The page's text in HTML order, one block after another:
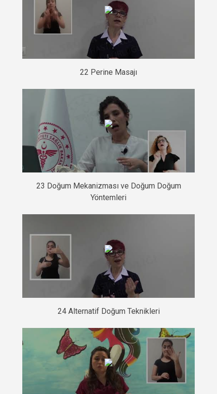
22 Perine Masajı
23 Doğum Mekanizması ve Doğum Doğum
Yöntemleri
24 Alternatif Doğum Teknikleri